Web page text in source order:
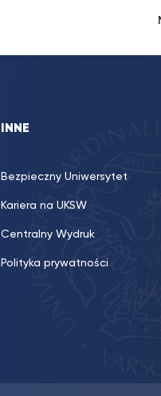
INNE
Bezpieczny Uniwersytet
Kariera na UKSW
Centralny Wydruk
Polityka prywatności